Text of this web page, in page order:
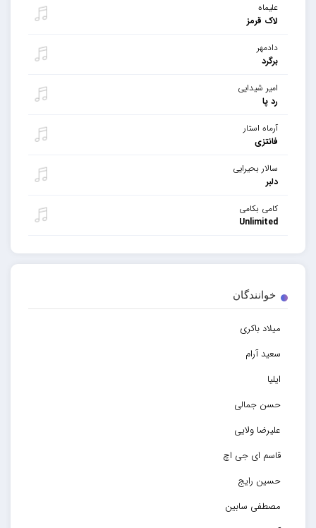
علیماه
لاک قرمز
دادمهر
برگرد
امیر شیدایی
رد پا
آرماه استار
فانتزی
سالار بحیرایی
دلبر
کامی بکامی
Unlimited
خوانندگان
میلاد باکری
سعید آرام
ایلیا
حسن جمالی
علیرضا ولایی
قاسم ای جی اچ
حسین رایج
مصطفی سابین